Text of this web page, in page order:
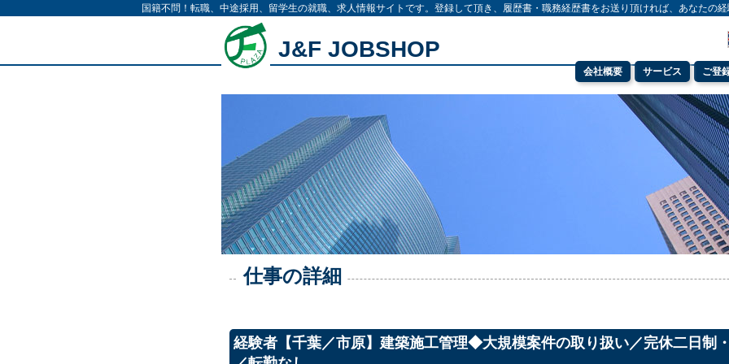
国籍不問！転職、中途採用、留学生の就職、求人情報サイトです。登録して頂き、履歴書・職務経歴書をお送り頂ければ、あなたの
J&F JOBSHOP
ご登
サービス
会社概要
仕事の詳細
経験者【千葉／市原】建築施工管理◆大規模案件の取り扱い／完休二日制